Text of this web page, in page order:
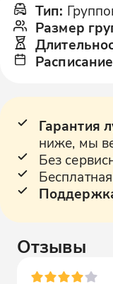
Тип:
Размер
Расписание
Гарантия
ниже, мы
Без
Отзывы